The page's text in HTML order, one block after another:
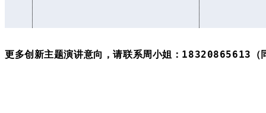
更多创新主题演讲意向，请联系周小姐：18320865613（